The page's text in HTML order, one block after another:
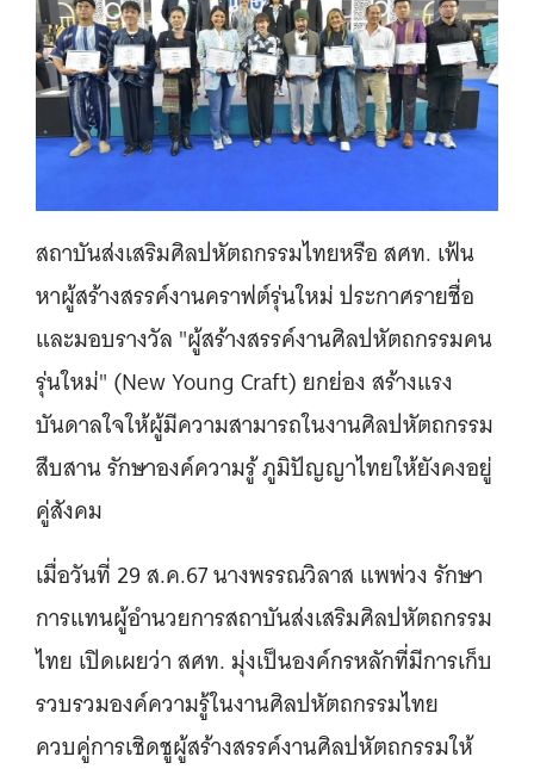
สถาบันส่งเสริมศิลปหัตถกรรมไทยหรือ สศท. เฟ้น
หาผู้สร้างสรรค์งานคราฟต์รุ่นใหม่ ประกาศรายชื่อ
และมอบรางวัล "ผู้สร้างสรรค์งานศิลปหัตถกรรมคน
รุ่นใหม่" (New Young Craft) ยกย่อง สร้างแรง
บันดาลใจให้ผู้มีความสามารถในงานศิลปหัตถกรรม
สืบสาน รักษาองค์ความรู้ ภูมิปัญญาไทยให้ยังคงอยู่
คู่สังคม
เมื่อวันที่ 29 ส.ค.67 นางพรรณวิลาส แพพ่วง รักษา
การแทนผู้อำนวยการสถาบันส่งเสริมศิลปหัตถกรรม
ไทย เปิดเผยว่า สศท. มุ่งเป็นองค์กรหลักที่มีการเก็บ
รวบรวมองค์ความรู้ในงานศิลปหัตถกรรมไทย
ควบคู่การเชิดชูผู้สร้างสรรค์งานศิลปหัตถกรรมให้